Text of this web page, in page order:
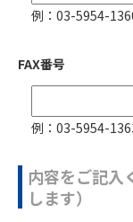
例：03-5954-
FAX番号
例：03-5954-
内容をご記入
します）